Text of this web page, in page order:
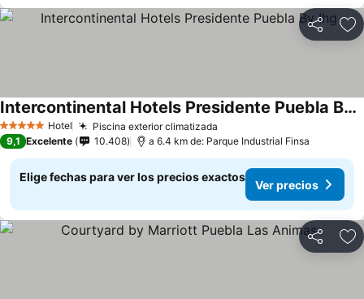
Compartir
5 Estrellas Hotel Piscina exterior climatizada
Intercontinental Hotels Presidente Puebla By Ihg
9,1 Excelente 10.408 a 6.4 km de: Parque Industrial Finsa
Elige fechas para ver los precios exactos
Ver precios
Compartir